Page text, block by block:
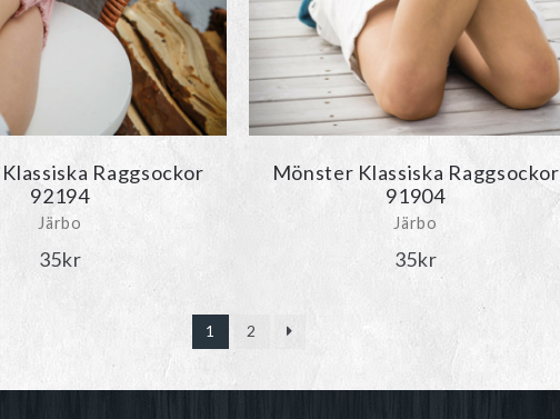
Raggsockor
92194
Järbo
35kr
Mönster Klassiska Raggsockor
91904
Järbo
35kr
1 2